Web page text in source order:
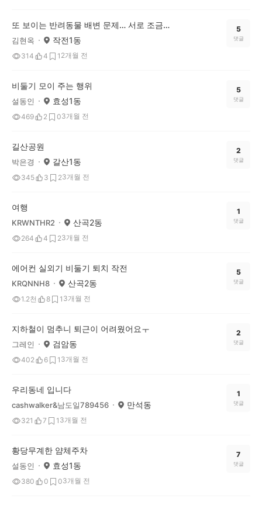
또 보이는 반려동물 배변 문제… 서로 조금만 신경 써주세요
김현옥 작전1동
314 4 1 2개월 전
5
댓글
비둘기 모이 주는 행위
설동인 효성1동
469 2 03개월 전
5
댓글
길산공원
박은경 갈산1동
345 3 23개월 전
2
댓글
여행
KRWNTHR2 산곡2동
264 4 23개월 전
1
댓글
에어컨 실외기 비둘기 퇴치 작전
KRQNNH8 산곡2동
1.2천 8 1 3개월 전
5
댓글
지하철이 멈추니 퇴근이 어려웠어요ㅜ
그레인 검암동
402 6 1 3개월 전
2
댓글
우리동네 입니다
cashwalker&남도일789456 만석동
321 7 1 3개월 전
1
댓글
황당무계한 얌체주차
설동인 효성1동
380 0 03개월 전
7
댓글